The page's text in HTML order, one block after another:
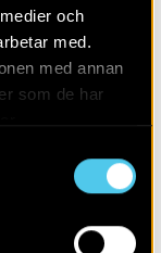
och
med.
med annan
som de har